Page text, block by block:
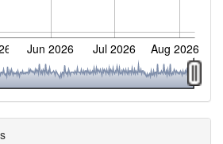
Jun 2026 Jul 2026 Aug 2026